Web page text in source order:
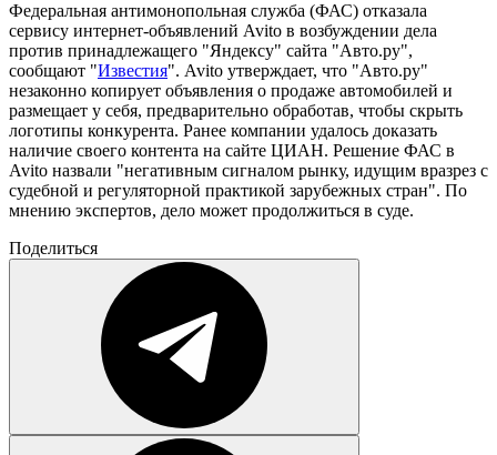
Федеральная антимонопольная служба (ФАС) отказала
сервису интернет-объявлений Avito в возбуждении дела
против принадлежащего "Яндексу" сайта "Авто.ру",
сообщают "Известия". Avito утверждает, что "Авто.ру"
незаконно копирует объявления о продаже автомобилей и
размещает у себя, предварительно обработав, чтобы скрыть
логотипы конкурента. Ранее компании удалось доказать
наличие своего контента на сайте ЦИАН. Решение ФАС в
Avito назвали "негативным сигналом рынку, идущим вразрез с
судебной и регуляторной практикой зарубежных стран". По
мнению экспертов, дело может продолжиться в суде.
Поделиться